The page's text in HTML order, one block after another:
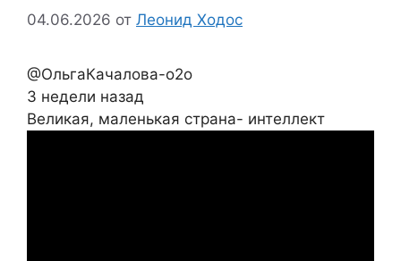
04.06.2026 от Леонид Ходос
@ОльгаКачалова-о2о
3 недели назад
Великая, маленькая страна- интеллект